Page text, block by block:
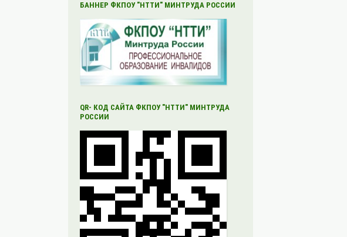
БАННЕР ФКПОУ "НТТИ" МИНТРУДА РОССИИ
QR- КОД САЙТА ФКПОУ "НТТИ" МИНТРУДА
РОССИИ